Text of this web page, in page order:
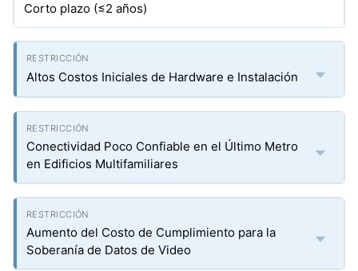
Corto plazo (≤2 años)
Altos Costos Iniciales de Hardware e Instalación
Conectividad Poco Confiable en el Último Metro
en Edificios Multifamiliares
Aumento del Costo de Cumplimiento para la
Soberanía de Datos de Video